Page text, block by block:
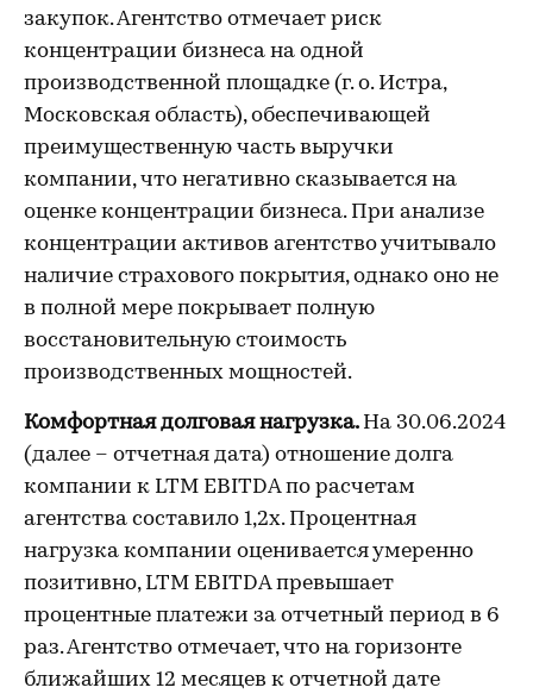
закупок. Агентство отмечает риск
концентрации бизнеса на одной
производственной площадке (г. о. Истра,
Московская область), обеспечивающей
преимущественную часть выручки
компании, что негативно сказывается на
оценке концентрации бизнеса. При анализе
концентрации активов агентство учитывало
наличие страхового покрытия, однако оно не
в полной мере покрывает полную
восстановительную стоимость
производственных мощностей.
Комфортная долговая нагрузка. На 30.06.2024
(далее – отчетная дата) отношение долга
компании к LTM EBITDA по расчетам
агентства составило 1,2х. Процентная
нагрузка компании оценивается умеренно
позитивно, LTM EBITDA превышает
процентные платежи за отчетный период в 6
раз. Агентство отмечает, что на горизонте
ближайших 12 месяцев к отчетной дате